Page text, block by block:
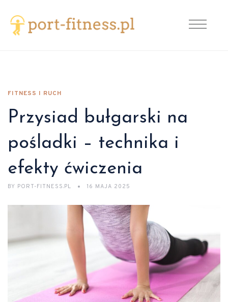
FITNESS I RUCH
Przysiad bułgarski na
pośladki – technika i
efekty ćwiczenia
BY PORT-FITNESS.PL 16 MAJA 2025